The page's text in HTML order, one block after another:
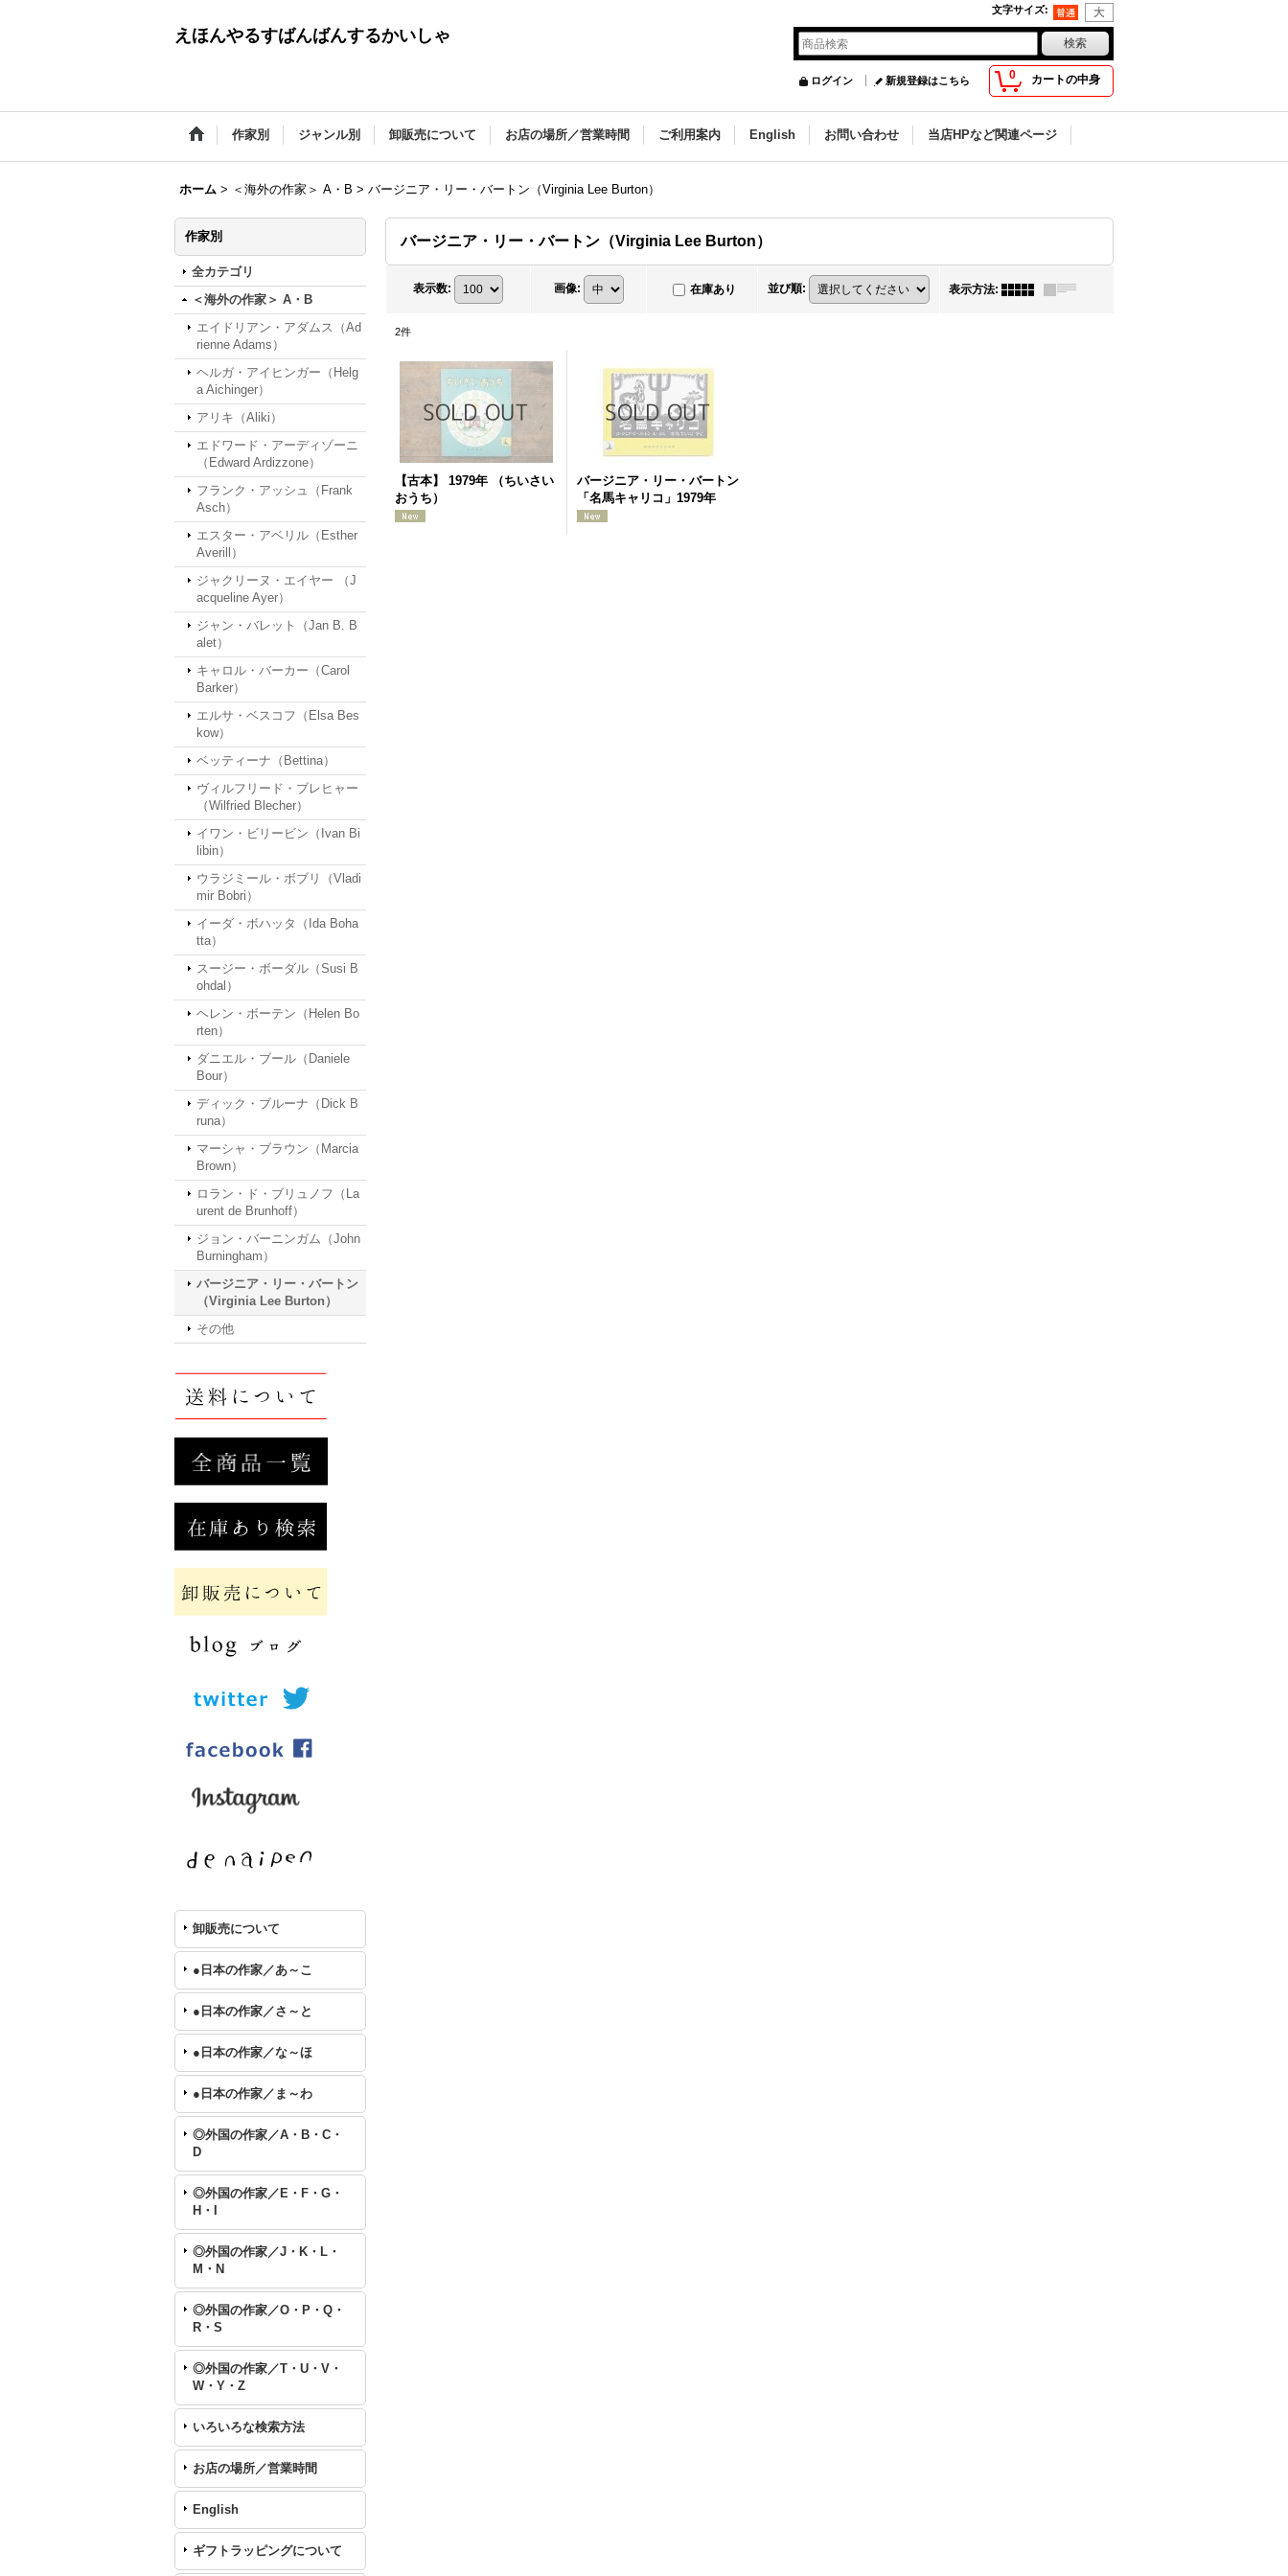
文字サイズ:
えほんやるすばんばんするかいしゃ
0 カートの中身
ログイン 新規登録はこちら
作家別 ジャンル別 卸販売について お店の場所／営業時間 ご利用案内 English お問い合わせ 当店HPなど関連ページ
ホーム > ＜海外の作家＞ A・B > バージニア・リー・バートン（Virginia Lee Burton）
作家別
全カテゴリ
＜海外の作家＞ A・B
エイドリアン・アダムス（Ad
rienne Adams）
ヘルガ・アイヒンガー（Helg
a Aichinger）
アリキ（Aliki）
エドワード・アーディゾーニ
（Edward Ardizzone）
フランク・アッシュ（Frank
Asch）
エスター・アベリル（Esther
Averill）
ジャクリーヌ・エイヤー （J
acqueline Ayer）
ジャン・バレット（Jan B. B
alet）
キャロル・バーカー（Carol
Barker）
エルサ・ベスコフ（Elsa Bes
kow）
ベッティーナ（Bettina）
ヴィルフリード・ブレヒャー
（Wilfried Blecher）
イワン・ビリービン（Ivan Bi
libin）
ウラジミール・ボブリ（Vladi
mir Bobri）
イーダ・ボハッタ（Ida Boha
tta）
スージー・ボーダル（Susi B
ohdal）
ヘレン・ボーテン（Helen Bo
rten）
ダニエル・ブール（Daniele
Bour）
ディック・ブルーナ（Dick B
runa）
マーシャ・ブラウン（Marcia
Brown）
ロラン・ド・ブリュノフ（La
urent de Brunhoff）
ジョン・バーニンガム（John
Burningham）
バージニア・リー・バートン
（Virginia Lee Burton）
その他
卸販売について
●日本の作家／あ～こ
●日本の作家／さ～と
●日本の作家／な～ほ
●日本の作家／ま～わ
◎外国の作家／A・B・C・
D
◎外国の作家／E・F・G・
H・I
◎外国の作家／J・K・L・
M・N
◎外国の作家／O・P・Q・
R・S
◎外国の作家／T・U・V・
W・Y・Z
いろいろな検索方法
お店の場所／営業時間
English
ギフトラッピングについて
バージニア・リー・バートン（Virginia Lee Burton）
表示数: 画像: 在庫あり 並び順: 表示方法:
2件
【古本】 1979年 （ちいさい
おうち）
バージニア・リー・バートン
「名馬キャリコ」1979年